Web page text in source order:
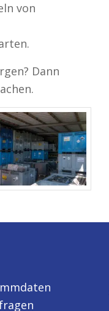
von
Dann